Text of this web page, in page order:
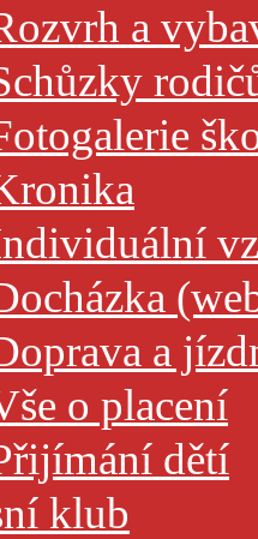
a
a
o placení
dětí
klub